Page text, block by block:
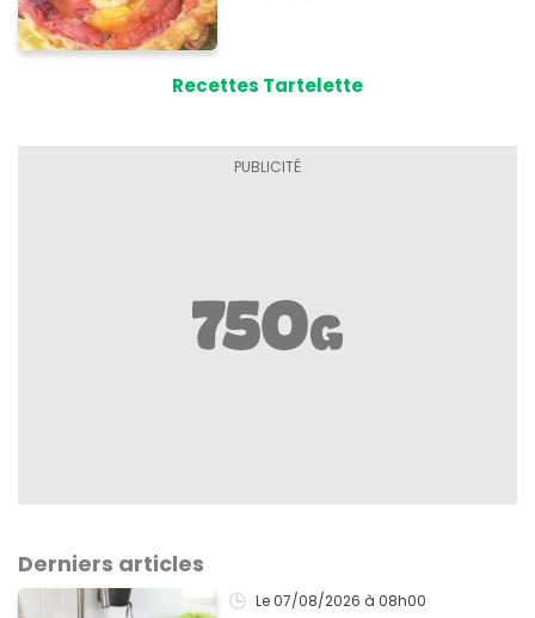
Recettes Tartelette
Derniers articles
Le 07/08/2026 à 08h00